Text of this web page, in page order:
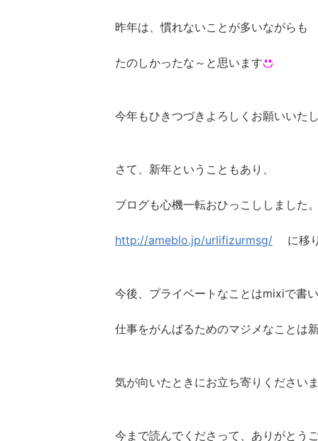
昨年は、慣れないことが多いながらも
たのしかったな～と思います
今年もひきつづきよろしくお願いいた
さて、新年ということもあり、
ブログも心機一転おひっこししました
http://ameblo.jp/urlifizurmsg/ に移
今後、プライベートなことはmixiで書
仕事をがんばるためのマジメなことは
気が向いたときにお立ち寄りください
今まで読んでくださって、ありがとう